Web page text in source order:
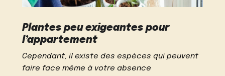
Plantes peu exigeantes pour
l’appartement
Cependant, il existe des espèces qui peuvent
faire face même à votre absence